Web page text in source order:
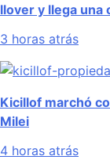
llover y llega una
3 horas atrás
Kicillof marchó
Milei
4 horas atrás